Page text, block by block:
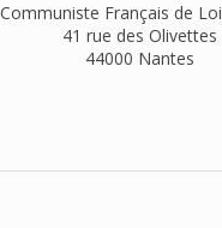
Français de
41 rue des Olivettes
44000 Nantes